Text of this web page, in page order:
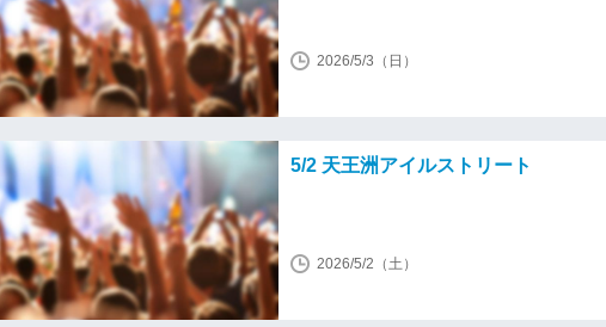
2026/5/3（日）
5/2 天王洲アイルストリート
2026/5/2（土）